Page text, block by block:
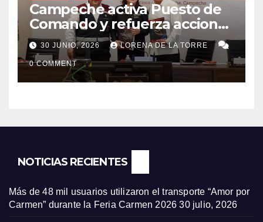
Campeche activa Puesto de
Comando y refuerza acciones
de Protección Civil ante
riesgos hidrometeorológicos
30 JUNIO, 2026 LORENA DE LA TORRE
0 COMMENT
NOTICIAS RECIENTES
Más de 48 mil usuarios utilizaron el transporte “Amor por
Carmen” durante la Feria Carmen 2026 30 julio, 2026